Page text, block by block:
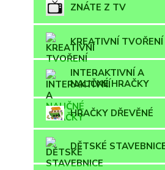
ZNÁTE Z TV
KREATIVNÍ TVOŘENÍ
INTERAKTIVNÍ A
NAUČNÉ HRAČKY
HRAČKY DŘEVĚNÉ
DĚTSKÉ